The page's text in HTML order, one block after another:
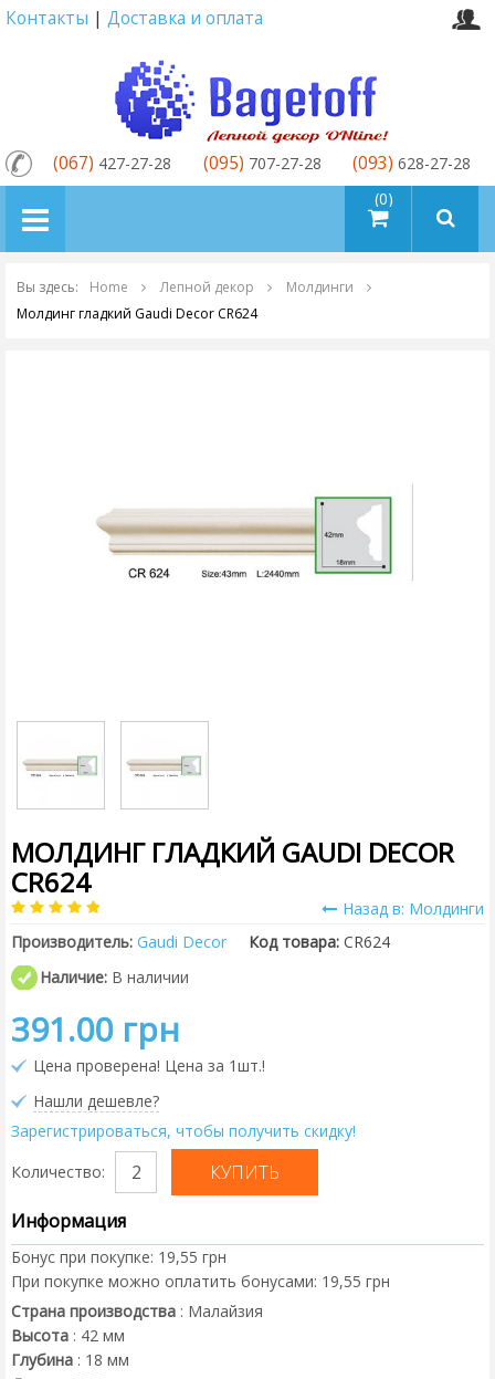
Контакты | Доставка и оплата
товаров (0)
(067) 427-27-28 (095) 707-27-28 (093) 628-27-28
Вы здесь: Home Лепной декор
Молдинги
Молдинг гладкий Gaudi Decor CR624
МОЛДИНГ ГЛАДКИЙ GAUDI DECOR
CR624
Назад в: Молдинги
Производитель: Gaudi Decor Код товара: CR624
Наличие: В наличии
391.00 грн
Цена проверена! Цена за 1шт.!
Нашли дешевле?
Зарегистрироваться, чтобы получить скидку!
Количество:
Информация
Бонус при покупке: 19,55 грн
При покупке можно оплатить бонусами: 19,55 грн
Страна производства : Малайзия
Высота : 42 мм
Глубина : 18 мм